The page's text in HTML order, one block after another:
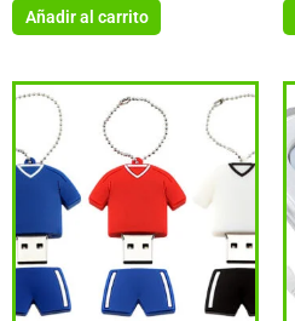
Añadir al carrito